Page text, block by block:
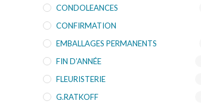
CONDOLEANCES
CONFIRMATION
EMBALLAGES PERMANENTS
FIN D’ANNÉE
FLEURISTERIE
G.RATKOFF